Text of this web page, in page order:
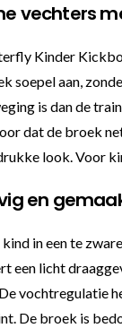
vechters
Kinder
soepel aan,
is dan de
dat de broek
look. Voor
en
in een te
een licht
vochtregulatie
De broek is